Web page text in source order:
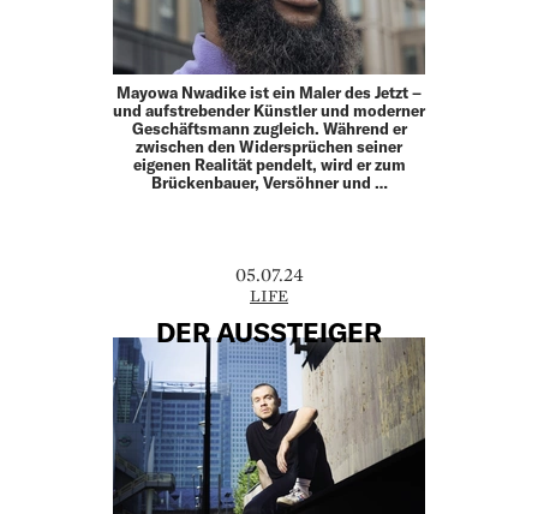
Mayowa Nwadike ist ein Maler des Jetzt –
und aufstrebender Künstler und moderner
Geschäftsmann zugleich. Während er
zwischen den Widersprüchen seiner
eigenen Realität pendelt, wird er zum
Brückenbauer, Versöhner und …
05.07.24
LIFE
DER AUSSTEIGER